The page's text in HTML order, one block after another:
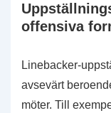
offensiva
Linebacker-
avsevärt
möter. Till